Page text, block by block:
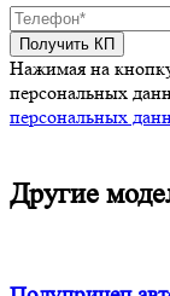
Нажимая на
персональных
персональных
Другие